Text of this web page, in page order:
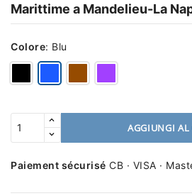
Marittime a Mandelieu-La
Colore: Blu
AGGIUNGI AL
Paiement sécurisé CB · VISA ·